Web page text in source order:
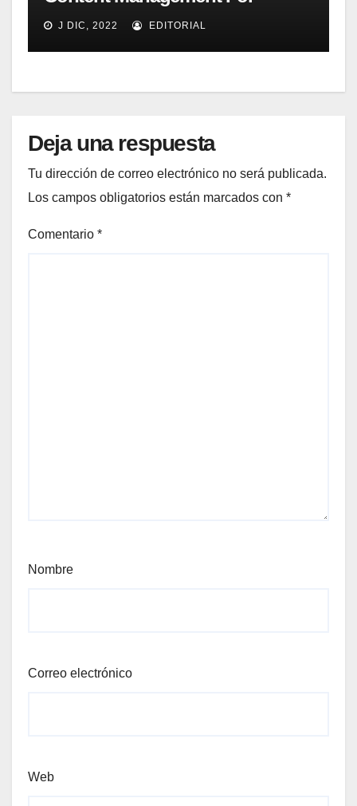
Online Customer Experience, Q3
2011
J DIC, 2022 EDITORIAL
Deja una respuesta
Tu dirección de correo electrónico no será publicada.
Los campos obligatorios están marcados con *
Comentario *
Nombre
Correo electrónico
Web